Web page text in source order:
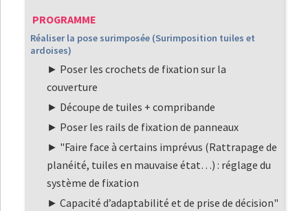
PROGRAMME
Réaliser la pose surimposée (Surimposition tuiles et
ardoises)
Poser les crochets de fixation sur la
couverture
Découpe de tuiles + compribande
Poser les rails de fixation de panneaux
"Faire face à certains imprévus (Rattrapage de
planéité, tuiles en mauvaise état…) : réglage du
système de fixation
Capacité d’adaptabilité et de prise de décision"